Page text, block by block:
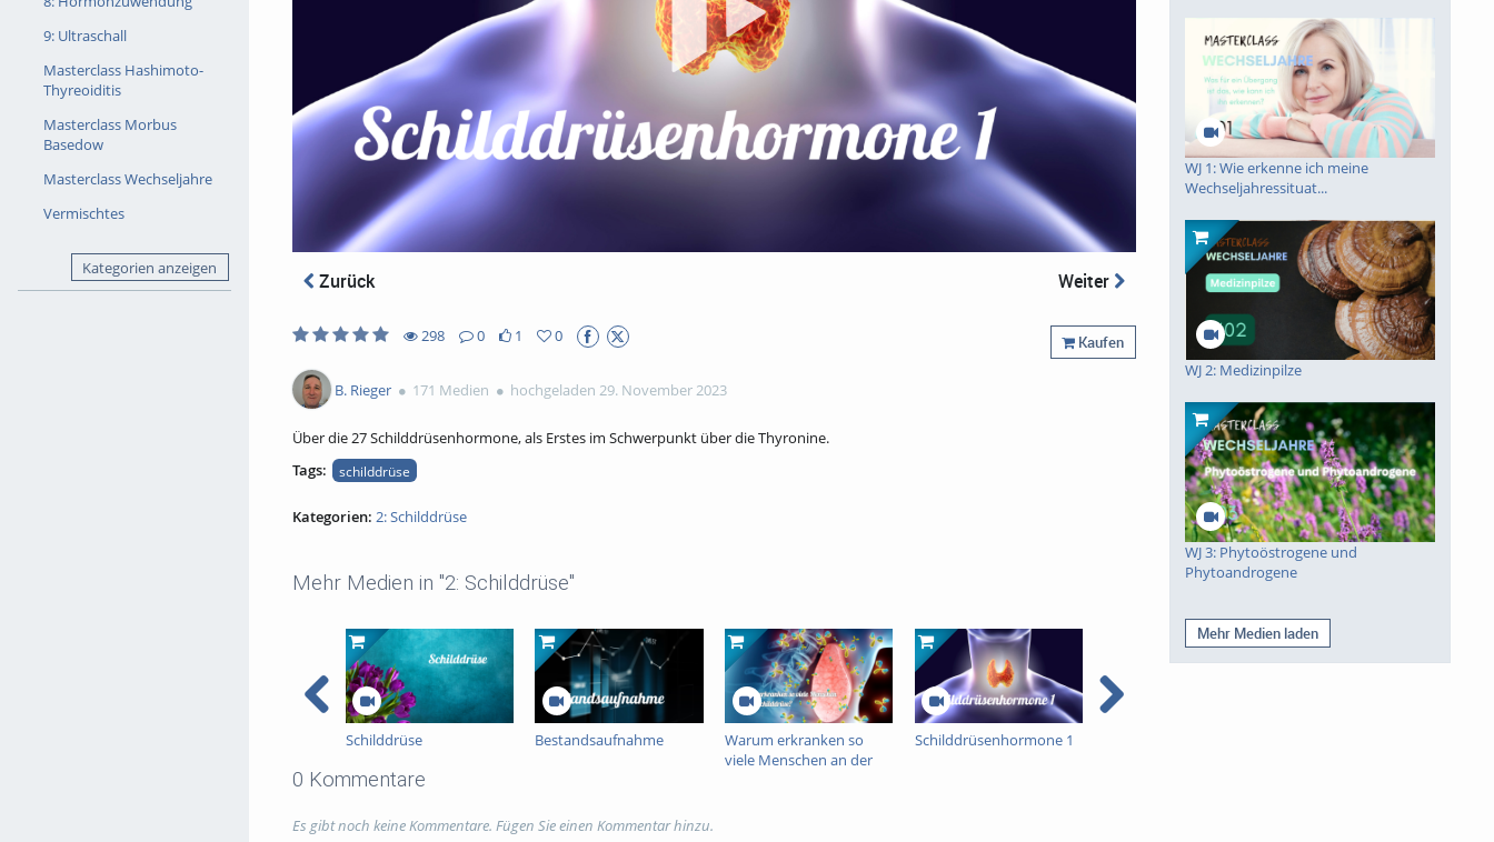
9: Ultraschall
Masterclass Hashimoto-
Thyreoiditis
Masterclass Morbus
Basedow
Masterclass Wechseljahre
Vermischtes
Kategorien anzeigen
Zurück Weiter
298
views
0
Kommentare
1
likes
0
favorites
Kaufen
B. Rieger 171 Medien hochgeladen 29. November 2023
Über die 27 Schilddrüsenhormone, als Erstes im Schwerpunkt über die Thyronine.
Tags:
schilddrüse
Kategorien: 2: Schilddrüse
Mehr Medien in "2: Schilddrüse"
Schilddrüse Bestandsaufnahme
Warum erkranken so
viele Menschen an der
Schilddrüsenhormone 1
0 Kommentare
Es gibt noch keine Kommentare. Fügen Sie einen Kommentar hinzu.
WJ 1: Wie erkenne ich meine
Wechseljahressituat...
WJ 2: Medizinpilze
WJ 3: Phytoöstrogene und
Phytoandrogene
Mehr Medien laden